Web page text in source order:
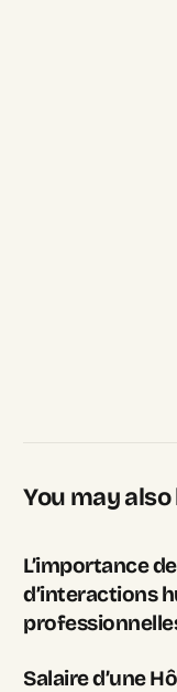
You may also
L’importance
d’interactions
Salaire d’une